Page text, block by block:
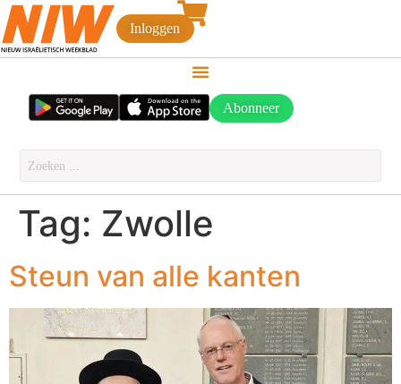
Inloggen
Abonneer
Tag: Zwolle
Steun van alle kanten